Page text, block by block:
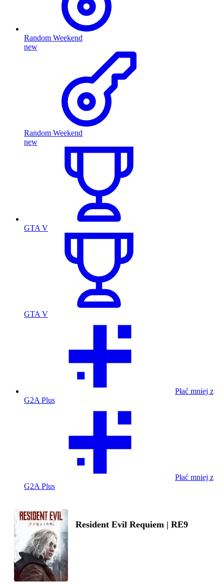
Random Weekend
new
Random Weekend
new
GTA V
GTA V
Płać mniej z
G2A Plus
Płać mniej z
G2A Plus
Resident Evil Requiem | RE9